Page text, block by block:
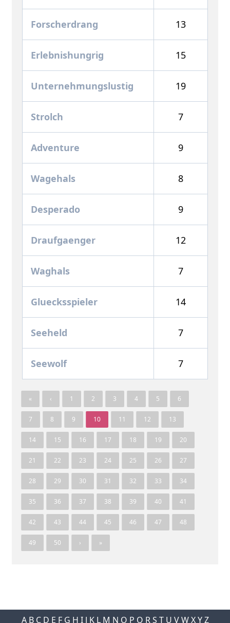
Forscherdrang 13
Erlebnishungrig 15
Unternehmungslustig 19
Strolch 7
Adventure 9
Wagehals 8
Desperado 9
Draufgaenger 12
Waghals 7
Gluecksspieler 14
Seeheld 7
Seewolf 7
« ‹ 1 2 3 4 5 6
7 8 9 10 11 12 13
14 15 16 17 18 19 20
21 22 23 24 25 26 27
28 29 30 31 32 33 34
35 36 37 38 39 40 41
42 43 44 45 46 47 48
49 50 › »
A B C D E F G H I J K L M N O P Q R S T U V W X Y Z